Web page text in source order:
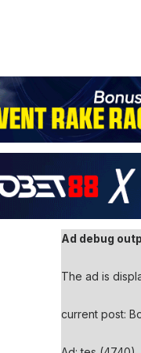
Ad debug
The ad is
current post: